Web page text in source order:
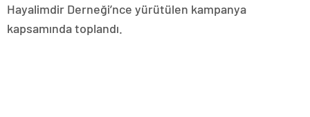
Hayalimdir Derneği’nce yürütülen kampanya
kapsamında toplandı.